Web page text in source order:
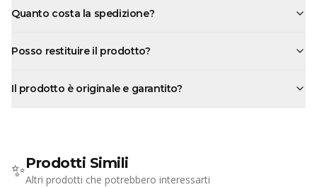
Quanto costa la spedizione?
Posso restituire il prodotto?
Il prodotto è originale e garantito?
✨Prodotti Simili
Altri prodotti che potrebbero interessarti